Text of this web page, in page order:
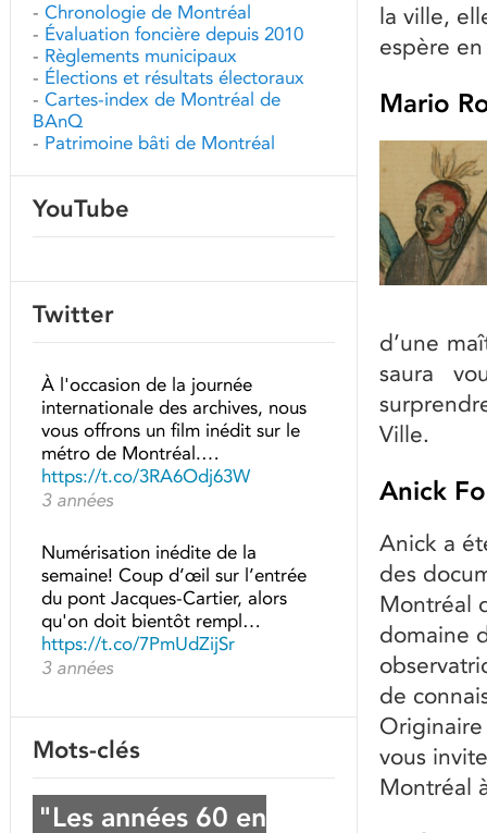
la ville,
espère
Mario
d’une
saura
Ville.
Anick
Anick a
des
Montréal
domaine
de
vous
Montréal
- Chronologie de Montréal
- Évaluation foncière depuis 2010
- Règlements municipaux
- Élections et résultats électoraux
- Cartes-index de Montréal de
BAnQ
- Patrimoine bâti de Montréal
YouTube
Twitter
À l'occasion de la journée
internationale des archives, nous
vous offrons un film inédit sur le
métro de Montréal.…
https://t.co/3RA6Odj63W
3 années
Numérisation inédite de la
semaine! Coup d’œil sur l’entrée
du pont Jacques-Cartier, alors
qu'on doit bientôt rempl…
https://t.co/7PmUdZijSr
3 années
Mots-clés
"Les années 60 en